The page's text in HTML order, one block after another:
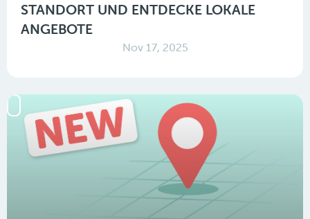
STANDORT UND ENTDECKE LOKALE
ANGEBOTE
Nov 17, 2025